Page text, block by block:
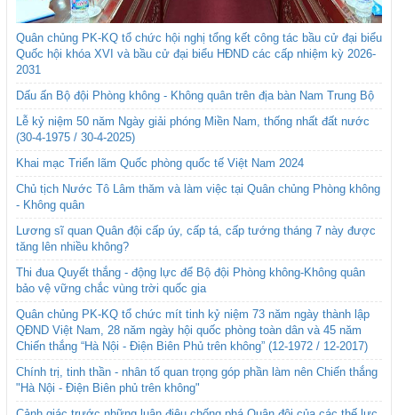
Quân chủng PK-KQ tổ chức hội nghị tổng kết công tác bầu cử đại biểu
Quốc hội khóa XVI và bầu cử đại biểu HĐND các cấp nhiệm kỳ 2026-
2031
Dấu ấn Bộ đội Phòng không - Không quân trên địa bàn Nam Trung Bộ
Lễ kỷ niệm 50 năm Ngày giải phóng Miền Nam, thống nhất đất nước
(30-4-1975 / 30-4-2025)
Khai mạc Triển lãm Quốc phòng quốc tế Việt Nam 2024
Chủ tịch Nước Tô Lâm thăm và làm việc tại Quân chủng Phòng không
- Không quân
Lương sĩ quan Quân đội cấp úy, cấp tá, cấp tướng tháng 7 này được
tăng lên nhiều không?
Thi đua Quyết thắng - động lực để Bộ đội Phòng không-Không quân
bảo vệ vững chắc vùng trời quốc gia
Quân chủng PK-KQ tổ chức mít tinh kỷ niệm 73 năm ngày thành lập
QĐND Việt Nam, 28 năm ngày hội quốc phòng toàn dân và 45 năm
Chiến thắng “Hà Nội - Điện Biên Phủ trên không” (12-1972 / 12-2017)
Chính trị, tinh thần - nhân tố quan trọng góp phần làm nên Chiến thắng
"Hà Nội - Điện Biên phủ trên không"